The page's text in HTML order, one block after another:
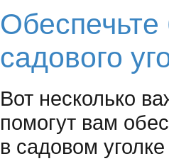
Обеспечьте
садового
Вот несколько
помогут вам
в садовом